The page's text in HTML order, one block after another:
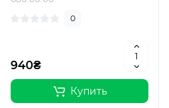
0
940₴
Купить